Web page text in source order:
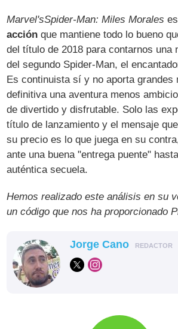
Marvel'sSpider-Man: Miles Morales
acción que mantiene todo lo bueno
del título de 2018 para contarnos una
del segundo Spider-Man, el
Es continuista sí y no aporta grandes
definitiva una aventura menos
de divertido y disfrutable. Solo las
título de lanzamiento y el mensaje
su precio es lo que juega en su
ante una buena "entrega puente"
auténtica secuela.
Hemos realizado este análisis en su
un código que nos ha proporcionado
Jorge Cano REDACTOR